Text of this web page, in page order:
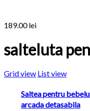
189.00lei
salteluta
Grid view List view
Saltea pentru
arcada detasabila